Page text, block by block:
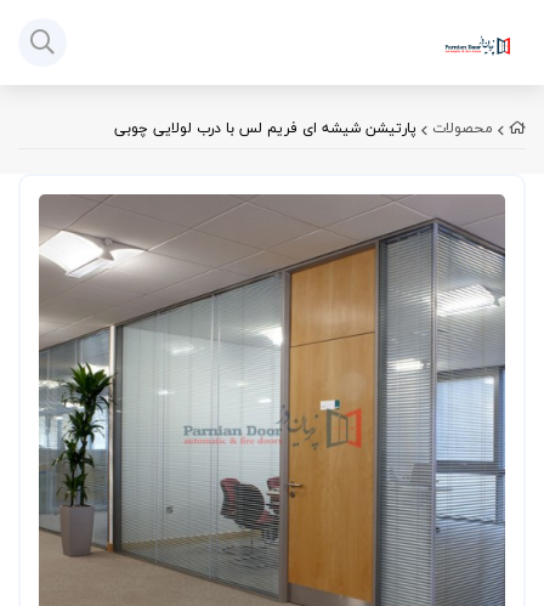
محصولات پارتیشن شیشه ای فریم لس با درب لولایی چوبی